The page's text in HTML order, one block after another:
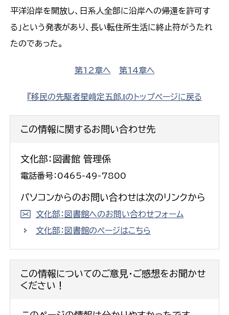
平洋沿岸を開放し、日系人全部に沿岸への帰還を許可す
る」という発表があり、長い転住所生活に終止符がうたれ
たのであった。
第12章へ 第14章へ
『移民の先駆者星﨑定五郎』のトップページに戻る
この情報に関するお問い合わせ先
文化部：図書館 管理係
電話番号：0465-49-7800
パソコンからのお問い合わせは次のリンクから
文化部：図書館へのお問い合わせフォーム
文化部：図書館のページはこちら
この情報についてのご意見・ご感想をお聞かせ
ください！